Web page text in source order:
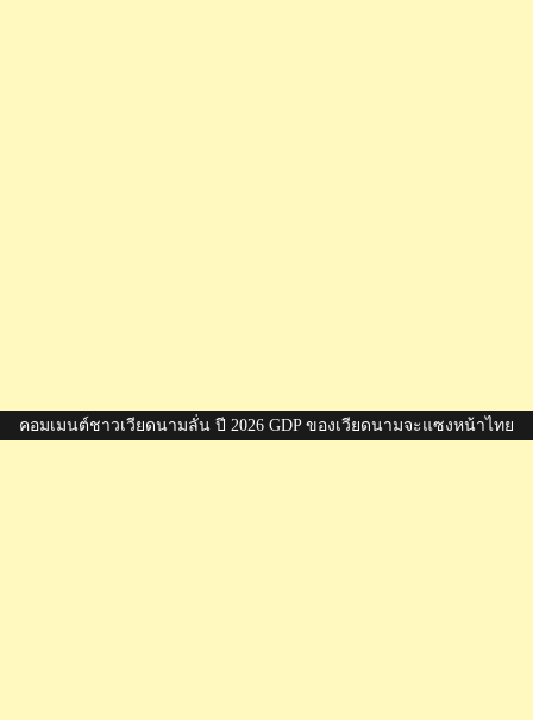
คอมเมนต์ชาวเวียดนามลั่น ปี 2026 GDP ของเวียดนามจะแซงหน้าไทย